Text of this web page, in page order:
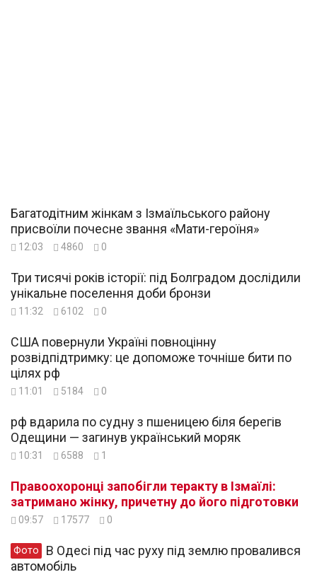
Багатодітним жінкам з Ізмаїльського району
присвоїли почесне звання «Мати-героїня»
12:03 4860 0
Три тисячі років історії: під Болградом дослідили
унікальне поселення доби бронзи
11:32 6102 0
США повернули Україні повноцінну
розвідпідтримку: це допоможе точніше бити по
цілях рф
11:01 5184 0
рф вдарила по судну з пшеницею біля берегів
Одещини — загинув український моряк
10:31 6588 1
Правоохоронці запобігли теракту в Ізмаїлі:
затримано жінку, причетну до його підготовки
09:57 17577 0
Фото
автомобіль